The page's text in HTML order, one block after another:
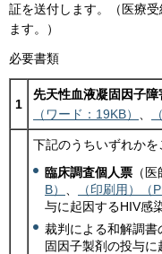
証を送付します。（医療
ます。）
必要書類
1
先天性血液凝固因子
（ワード：19KB）
下記のうちいずれかを
臨床調査個人票 （
B） 、 （印刷用）（
与に起因するHIV感
裁判による和解調
固因子製剤の投与